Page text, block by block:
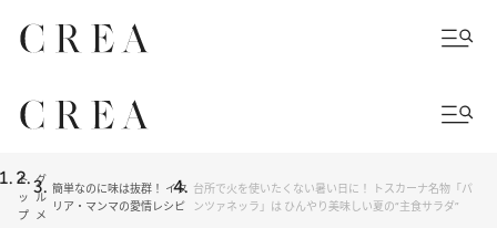
ト
ッ
プ
グ
ル
メ
簡単なのに味は抜群！ イタ
リア・マンマの愛情レシピ
台所で火を使いたくない暑い日に！ トスカーナ名物「パ
ンツァネッラ」は ひんやり美味しい夏の“主食サラダ”